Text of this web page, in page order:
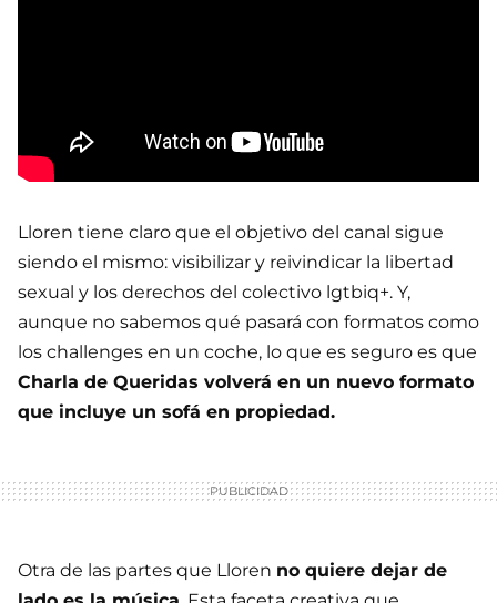
Lloren tiene claro que el objetivo del canal sigue
siendo el mismo: visibilizar y reivindicar la libertad
sexual y los derechos del colectivo lgtbiq+. Y,
aunque no sabemos qué pasará con formatos como
los challenges en un coche, lo que es seguro es que
Charla de Queridas volverá en un nuevo formato
que incluye un sofá en propiedad.
Otra de las partes que Lloren no quiere dejar de